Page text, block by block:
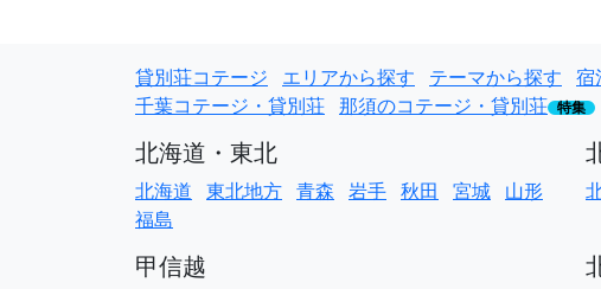
貸別荘コテージ エリアから探す テーマから探す 宿
千葉コテージ・貸別荘 那須のコテージ・貸別荘 特集
北海道・東北
北海道 東北地方 青森 岩手 秋田 宮城 山形
福島
甲信越